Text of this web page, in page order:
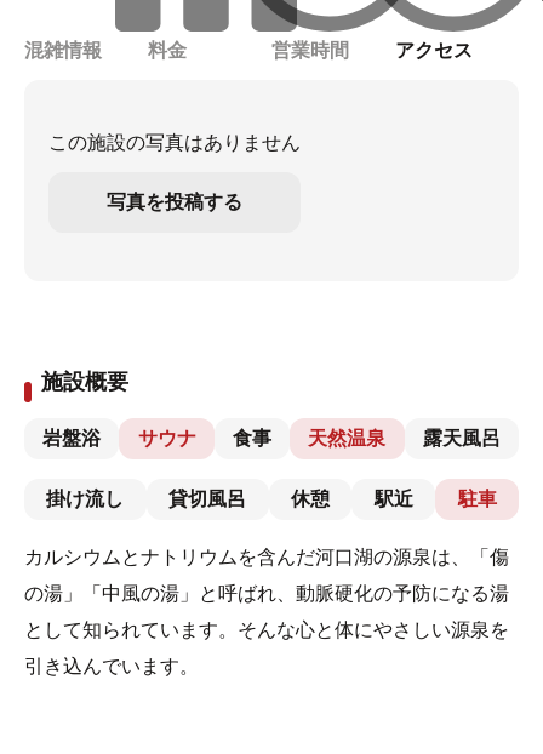
混雑情報 料金 営業時間 アクセス
この施設の写真はありません
写真を投稿する
施設概要
岩盤浴 サウナ 食事 天然温泉 露天風呂
掛け流し 貸切風呂 休憩 駅近 駐車
カルシウムとナトリウムを含んだ河口湖の源泉は、「傷
の湯」「中風の湯」と呼ばれ、動脈硬化の予防になる湯
として知られています。そんな心と体にやさしい源泉を
引き込んでいます。